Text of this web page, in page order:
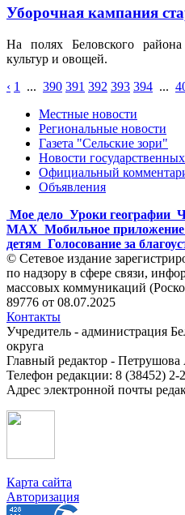
Уборочная кампания
На полях Беловского
культур и овощей.
‹ 1 ... 390 391 392 393 394 ...
Местные новости
Региональные новости
Газета "Сельские зори"
Новости
Официальный
Объявления
Мое дело Уроки географии
MAX Мобильное
детям Голосование за
© Сетевое издание
по надзору в сфере связи,
массовых коммуникаций
89776 от 08.07.2025
Контакты
Учредитель - администрация
округа
Главный редактор - Петрушова
Телефон редакции: 8 (38452) 2-
Адрес электронной почты
Карта сайта
Авторизация